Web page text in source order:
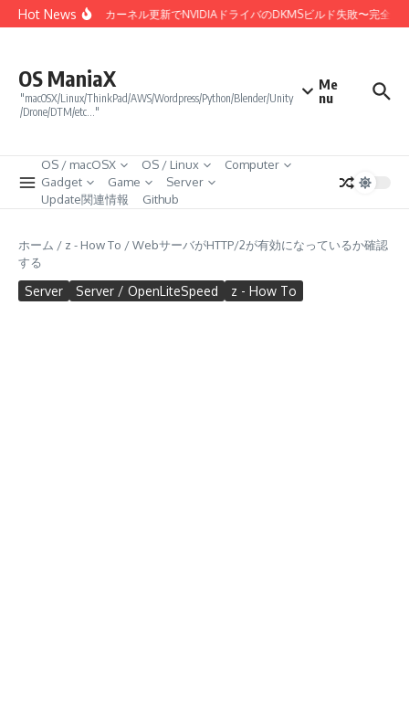
コンテンツへスキップ
Hot NewsLinux 7.0カーネル更新でNVIDIAドライバのDKMSビルド失敗〜完全復
OS ManiaX
"macOSX/Linux/ThinkPad/AWS/Wordpress/Python/Blender/Unity
/Drone/DTM/etc…"
Me
nu
OS / macOSX OS / Linux
Computer
Gadget
Game
Server
Update関連情報
Github
ホーム / z - How To /WebサーバがHTTP/2が有効になっているか確認
する
Server Server / OpenLiteSpeed z - How To